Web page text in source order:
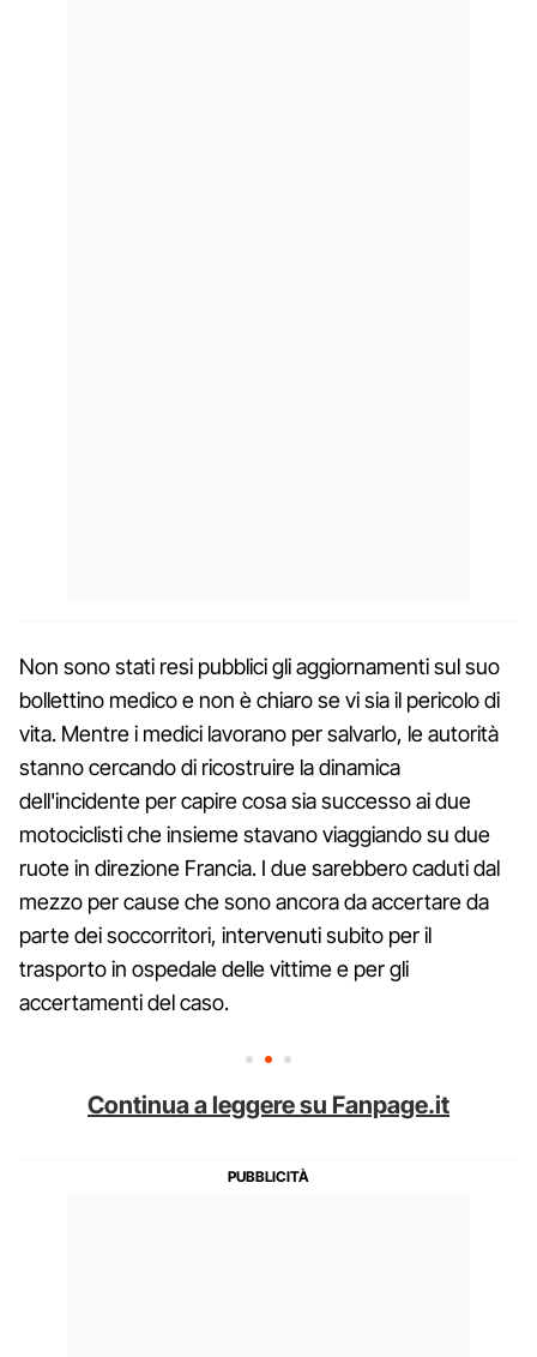
Non sono stati resi pubblici gli aggiornamenti sul suo
bollettino medico e non è chiaro se vi sia il pericolo di
vita. Mentre i medici lavorano per salvarlo, le autorità
stanno cercando di ricostruire la dinamica
dell'incidente per capire cosa sia successo ai due
motociclisti che insieme stavano viaggiando su due
ruote in direzione Francia. I due sarebbero caduti dal
mezzo per cause che sono ancora da accertare da
parte dei soccorritori, intervenuti subito per il
trasporto in ospedale delle vittime e per gli
accertamenti del caso.
Continua a leggere su Fanpage.it